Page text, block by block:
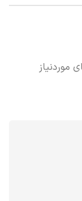
موردنیاز